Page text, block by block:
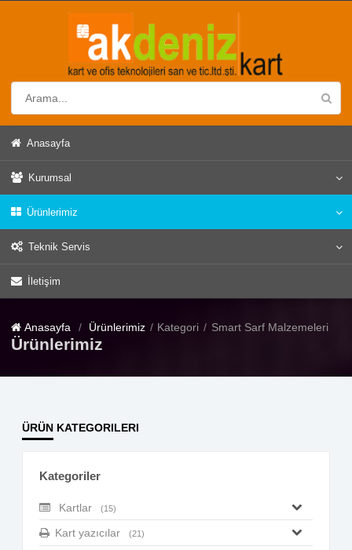
Anasayfa
Kurumsal
Ürünlerimiz
Teknik Servis
İletişim
Anasayfa Ürünlerimiz Kategori Smart Sarf Malzemeleri
Ürünlerimiz
ÜRÜN KATEGORILERI
Kategoriler
Kartlar (15)
Kart yazıcılar (21)